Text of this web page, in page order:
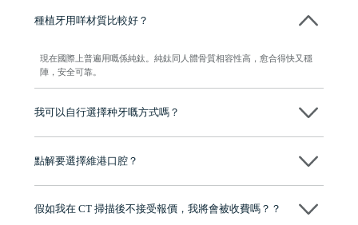
種植牙用咩材質比較好？
現在國際上普遍用嘅係純鈦。純鈦同人體骨質相容性高，愈合得快又穩
陣，安全可靠。
我可以自行選擇种牙嘅方式嗎？
程及費用，未開始實際治療服務前，不會收取任何費用
點解要選擇維港口腔？
牌」、「2025香港企業領袖品牌」，是諾貝爾種植系統全球放心植牙中
假如我在 CT 掃描後不接受報價，我將會被收費嗎？？